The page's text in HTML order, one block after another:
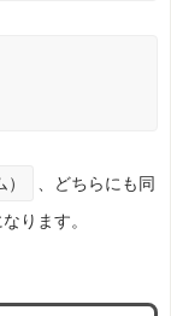
、どちらにも同
ります。